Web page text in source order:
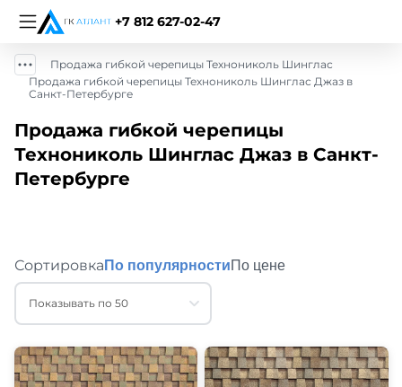
+7 812 627-02-47
Продажа гибкой черепицы Технониколь Шинглас
Продажа гибкой черепицы Технониколь Шинглас Джаз в
Санкт-Петербурге
Продажа гибкой черепицы
Технониколь Шинглас Джаз в Санкт-
Петербурге
Сортировка По популярностиПо цене
Показывать по 50